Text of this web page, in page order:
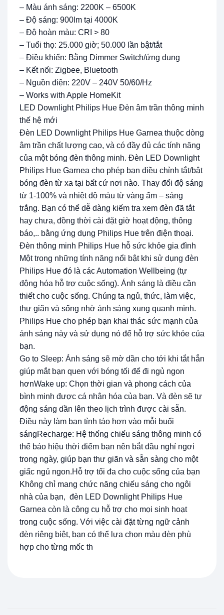
– Màu ánh sáng: 2200K – 6500K
– Độ sáng: 900lm tại 4000K
– Độ hoàn màu: CRI > 80
– Tuổi thọ: 25.000 giờ; 50.000 lần bật/tắt
– Điều khiển: Bằng Dimmer Switch/ứng dụng
– Kết nối: Zigbee, Bluetooth
– Nguồn điện: 220V – 240V 50/60/Hz
– Works with Apple HomeKit
LED Downlight Philips Hue Đèn âm trần thông minh
thế hệ mới
Đèn LED Downlight Philips Hue Garnea thuộc dòng
âm trần chất lượng cao, và có đầy đủ các tính năng
của một bóng đèn thông minh. Đèn LED Downlight
Philips Hue Garnea cho phép bạn điều chỉnh tắt/bật
bóng đèn từ xa tại bất cứ nơi nào. Thay đổi độ sáng
từ 1-100% và nhiệt độ màu từ vàng ấm – sáng
trắng. Bạn có thể dễ dàng kiếm tra xem đèn đã tắt
hay chưa, đồng thời cài đặt giờ hoạt động, thông
báo,.. bằng ứng dụng Philips Hue trên điện thoại.
Đèn thông minh Philips Hue hỗ sức khỏe gia đình
Một trong những tính năng nổi bật khi sử dụng đèn
Philips Hue đó là các Automation Wellbeing (tự
động hóa hỗ trợ cuộc sống). Ánh sáng là điều cần
thiết cho cuộc sống. Chúng ta ngủ, thức, làm việc,
thư giãn và sống nhờ ánh sáng xung quanh mình.
Philips Hue cho phép bạn khai thác sức mạnh của
ánh sáng này và sử dụng nó để hỗ trợ sức khỏe của
bạn.
Go to Sleep: Ánh sáng sẽ mờ dần cho tới khi tắt hẳn
giúp mắt bạn quen với bóng tối để đi ngủ ngon
hơnWake up: Chọn thời gian và phong cách của
bình minh được cá nhân hóa của bạn. Và đèn sẽ tự
động sáng dần lên theo lịch trình được cài sẵn.
Điều này làm bạn tỉnh táo hơn vào mỗi buổi
sángRecharge: Hệ thống chiếu sáng thông minh có
thể báo hiệu thời điểm bạn nên bắt đầu nghỉ ngơi
trong ngày, giúp bạn thư giãn và sẵn sàng cho một
giấc ngủ ngon.Hỗ trợ tối đa cho cuộc sống của bạn
Không chỉ mang chức năng chiếu sáng cho ngôi
nhà của bạn, đèn LED Downlight Philips Hue
Garnea còn là công cụ hỗ trợ cho mọi sinh hoạt
trong cuộc sống. Với việc cài đặt từng ngữ cảnh
đèn riêng biệt, bạn có thể lựa chọn màu đèn phù
hợp cho từng mốc th